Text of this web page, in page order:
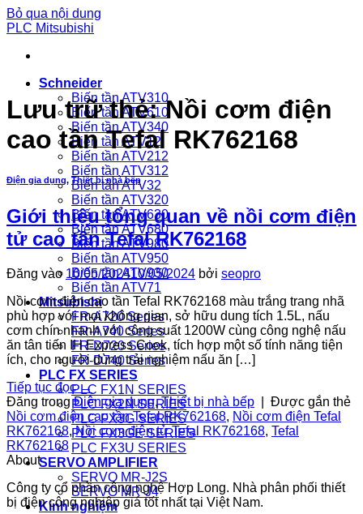
Bỏ qua nội dung
PLC Mitsubishi
Schneider
Biến tần ATV310
Biến tần ATV610
Biến tần ATV340
Biến tần ATV12
Biến tần ATV212
Biến tần ATV312
Biến tần ATV32
Biến tần ATV320
Biến tần ATV630
Biến tần ATV680
Biến tần ATV980
Biến tần ATV950
Biến tần ATV930
Biến tần ATV71
Mitsubishi
FR-A720 Series
FR-A740 Series
FR-D720 Series
FR-D740 Series
PLC FX SERIES
PLC FX1N SERIES
PLC FX2N SERIES
PLC FX3G SERIES
PLC FX3GE SERIES
PLC FX3U SERIES
SERVO AMPLIFIER
SERVO MR-J2S
SERVO MR-J4
Kinh nghiệm
Lưu trữ thẻ:Nồi cơm điện
cao tần Tefal RK762168
Điện gia dụng, Thiết bị nhà bếp
Giới thiệu tổng quan về nồi cơm điện
tử cao tần Tefal RK762168
Đăng vào 10/05/202410/05/2024 bởi seopro
Nồi cơm điện cao tần Tefal RK762168 màu trắng trang nhã
phù hợp với mọi không gian, sở hữu dung tích 1.5L, nấu
cơm chín nhanh với công suất 1200W cùng công nghệ nấu
ăn tân tiến IH Express Cook, tích hợp một số tính năng tiện
ích, cho người dùng trải nghiệm nấu ăn […]
Tiếp tục đọc→
Đăng trongĐiện gia dụng,Thiết bị nhà bếp
Được gắn thẻ
Nồi cơm điện cao tần Tefal RK762168, Nồi cơm điện Tefal
RK762168,Nồi cơm điện tử Tefal RK762168, Tefal
RK762168
About
Công ty cổ phần công nghệ Hợp Long. Nhà phân phối thiết
bị điện công nghiệp giá tốt nhất tại Việt Nam.